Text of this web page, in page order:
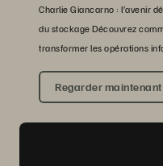
Charlie Giancarno : l’avenir
du stockage Découvrez
transformer les opérations
Regarder maintenant